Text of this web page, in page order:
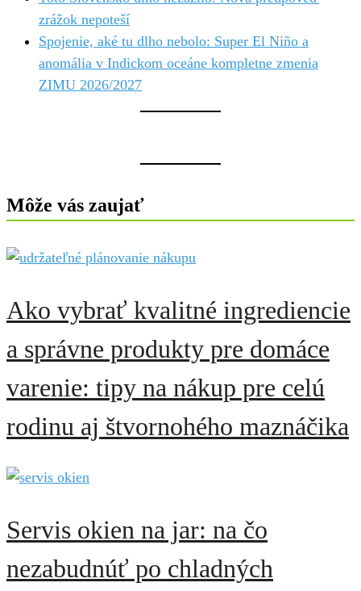
zrážok nepoteší
Spojenie, aké tu dlho nebolo: Super El Niño a
anomália v Indickom oceáne kompletne zmenia
ZIMU 2026/2027
Môže vás zaujať
Ako vybrať kvalitné ingrediencie
a správne produkty pre domáce
varenie: tipy na nákup pre celú
rodinu aj štvornohého maznáčika
Servis okien na jar: na čo
nezabudnúť po chladných